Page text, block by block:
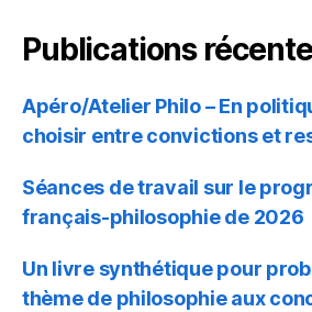
Publications
Apéro/Atelier Philo – En
choisir entre convictions et
Séances de travail sur le
français-philosophie de 2026
Un livre synthétique pour
thème de philosophie aux